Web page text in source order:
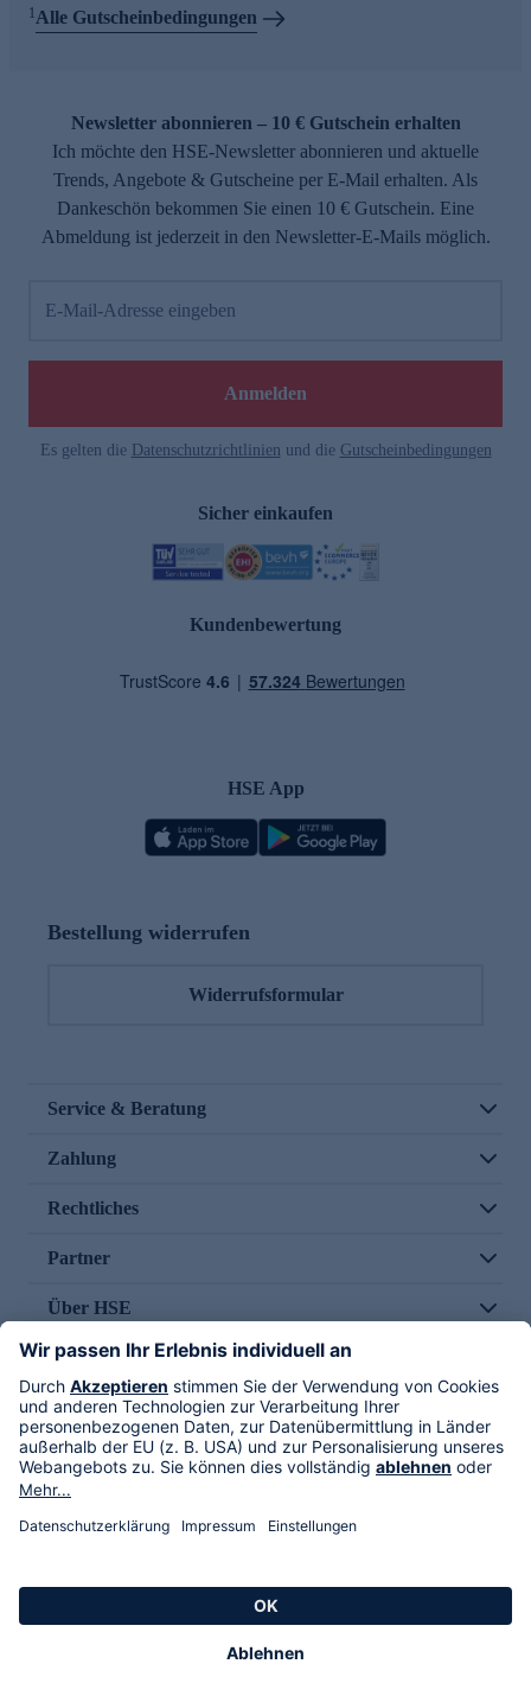
1Alle Gutscheinbedingungen
Newsletter abonnieren – 10 € Gutschein erhalten
Ich möchte den HSE-Newsletter abonnieren und aktuelle
Trends, Angebote & Gutscheine per E-Mail erhalten. Als
Dankeschön bekommen Sie einen 10 € Gutschein. Eine
Abmeldung ist jederzeit in den Newsletter-E-Mails möglich.
E-Mail-Adresse eingeben
Anmelden
Es gelten die Datenschutzrichtlinien und die Gutscheinbedingungen
Sicher einkaufen
Kundenbewertung
HSE App
Bestellung widerrufen
Widerrufsformular
Service & Beratung
Zahlung
Rechtliches
Partner
Über HSE
Im TV
HSE International